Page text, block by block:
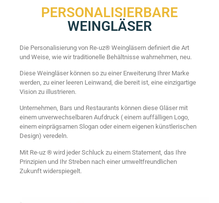
PERSONALISIERBARE
WEINGLÄSER
Die Personalisierung von Re-uz® Weingläsern definiert die Art
und Weise, wie wir traditionelle Behältnisse wahrnehmen, neu.
Diese Weingläser können so zu einer Erweiterung Ihrer Marke
werden, zu einer leeren Leinwand, die bereit ist, eine einzigartige
Vision zu illustrieren.
Unternehmen, Bars und Restaurants können diese Gläser mit
einem unverwechselbaren Aufdruck ( einem auffälligen Logo,
einem einprägsamen Slogan oder einem eigenen künstlerischen
Design) veredeln.
Mit Re-uz ® wird jeder Schluck zu einem Statement, das Ihre
Prinzipien und Ihr Streben nach einer umweltfreundlichen
Zukunft widerspiegelt.